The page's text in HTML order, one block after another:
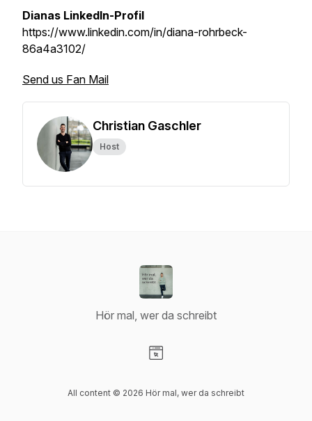
Dianas LinkedIn-Profil
https://www.linkedin.com/in/diana-rohrbeck-
86a4a3102/
Send us Fan Mail
Christian Gaschler
Host
Hör mal, wer da schreibt
All content © 2026 Hör mal, wer da schreibt